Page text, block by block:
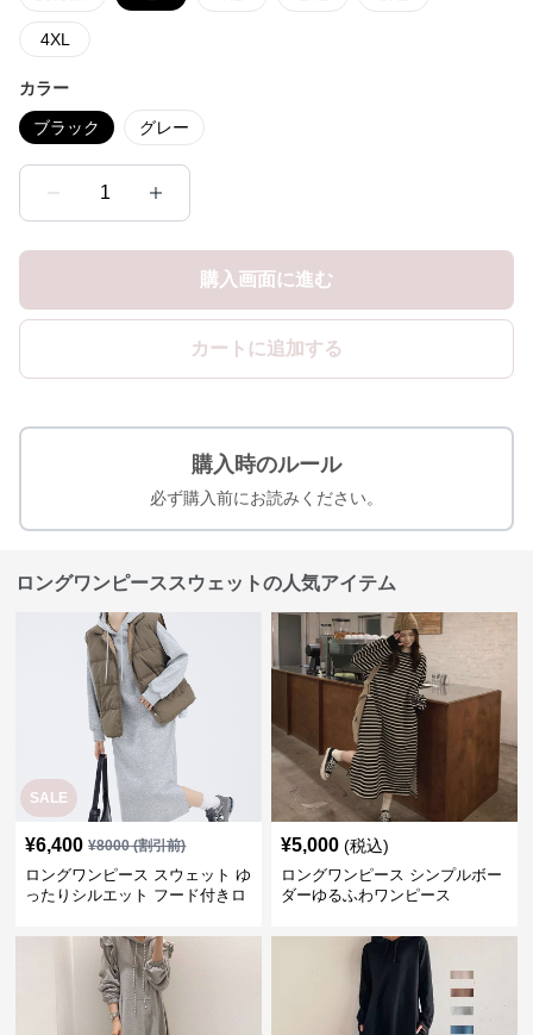
4XL
カラー
ブラック グレー
1
購入画面に進む
カートに追加する
購入時のルール
必ず購入前にお読みください。
ロングワンピーススウェットの人気アイテム
SALE
¥6,400 ¥8000(割引前)
ロングワンピース スウェット ゆ
ったりシルエット フード付きロ
¥5,000 (税込)
ロングワンピース シンプルボー
ダーゆるふわワンピース